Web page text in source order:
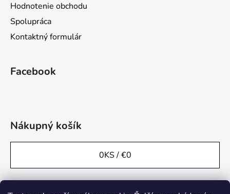
Hodnotenie obchodu
Spolupráca
Kontaktný formulár
Facebook
Nákupný košík
0KS /€0